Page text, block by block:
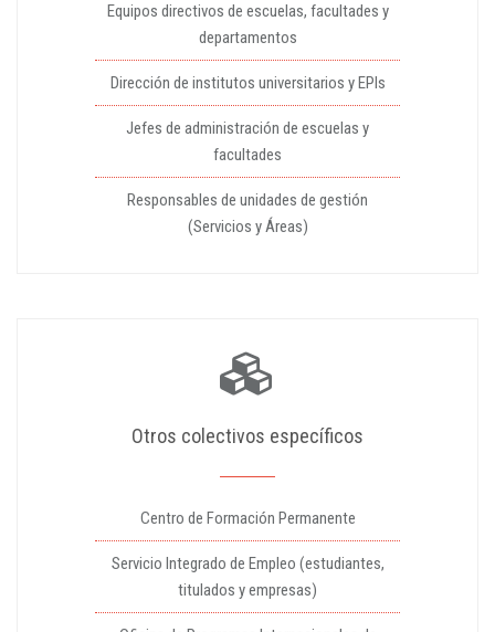
Equipos directivos de escuelas, facultades y
departamentos
Dirección de institutos universitarios y EPIs
Jefes de administración de escuelas y
facultades
Responsables de unidades de gestión
(Servicios y Áreas)
Otros colectivos específicos
Centro de Formación Permanente
Servicio Integrado de Empleo (estudiantes,
titulados y empresas)